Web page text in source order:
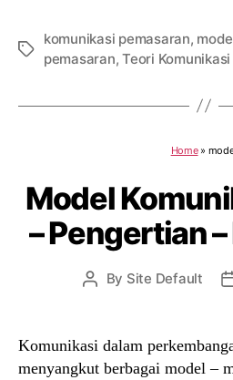
Tags
komunikasi pemasaran,
pemasaran,Teori Komunikasi
Home»
Model
– Pengertian
Post
By Site Default
Komunikasi dalam
menyangkut berbagai model –